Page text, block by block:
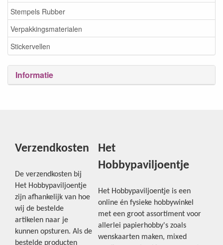
Stempels Rubber
Verpakkingsmaterialen
Stickervellen
Informatie
Verzendkosten
De verzendkosten bij
Het Hobbypaviljoentje
zijn afhankelijk van hoe
wij de bestelde
artikelen naar je
kunnen opsturen. Als de
bestelde producten
Het
Hobbypaviljoentje
Het Hobbypaviljoentje is een
online én fysieke hobbywinkel
met een groot assortiment voor
allerlei papierhobby's zoals
wenskaarten maken, mixed